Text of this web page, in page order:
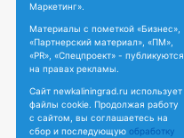
Маркетинг».
Материалы с пометкой «Бизнес»,
«Партнерский материал», «ПМ»,
«PR», «Спецпроект» - публикуются
на правах рекламы.
Сайт newkaliningrad.ru использует
файлы cookie. Продолжая работу
с сайтом, вы соглашаетесь на
сбор и последующую обработку